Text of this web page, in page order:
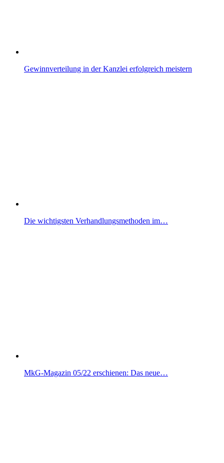
Gewinnverteilung in der Kanzlei erfolgreich meistern
Die wichtigsten Verhandlungsmethoden im…
MkG-Magazin 05/22 erschienen: Das neue…